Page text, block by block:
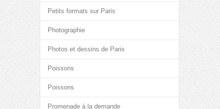
Petits formats sur Paris
Photographie
Photos et dessins de Paris
Poissons
Poissons
Promenade à la demande